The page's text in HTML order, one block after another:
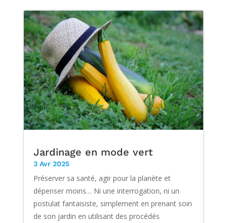
Jardinage en mode vert
3 Avr 2025
Préserver sa santé, agir pour la planète et
dépenser moins… Ni une interrogation, ni un
postulat fantaisiste, simplement en prenant soin
de son jardin en utilisant des procédés